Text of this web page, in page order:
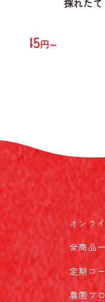
4,845円～
採れたて
オンラ
全商品
定期コ
農園ブ